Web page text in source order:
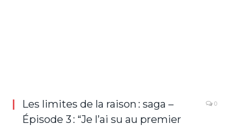
Les limites de la raison : saga –
Épisode 3 : “Je l’ai su au premier
0